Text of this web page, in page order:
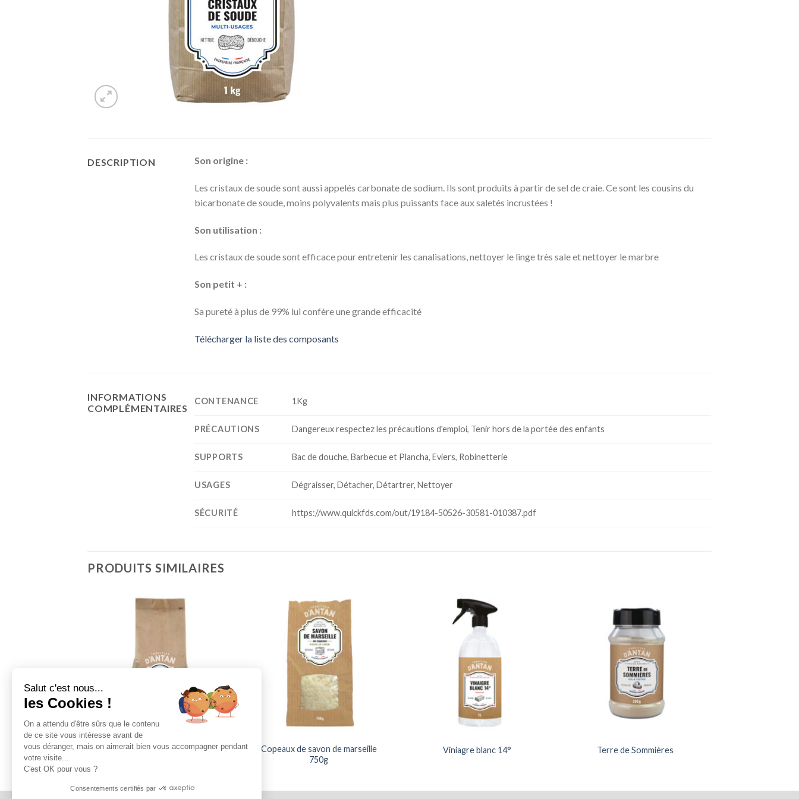
DESCRIPTION Son origine :
Les cristaux de soude sont aussi appelés carbonate de sodium. Ils sont produits à partir de sel de craie. Ce sont les cousins du
bicarbonate de soude, moins polyvalents mais plus puissants face aux saletés incrustées !
Son utilisation :
Les cristaux de soude sont efficace pour entretenir les canalisations, nettoyer le linge très sale et nettoyer le marbre
Son petit + :
Sa pureté à plus de 99% lui confère une grande efficacité
Télécharger la liste des composants
INFORMATIONS
COMPLÉMENTAIRES
CONTENANCE 1Kg
PRÉCAUTIONS Dangereux respectez les précautions d'emploi, Tenir hors de la portée des enfants
SUPPORTS Bac de douche, Barbecue et Plancha, Eviers, Robinetterie
USAGES Dégraisser, Détacher, Détartrer, Nettoyer
SÉCURITÉ https://www.quickfds.com/out/19184-50526-30581-010387.pdf
PRODUITS SIMILAIRES
Acide citrique
Copeaux de savon de marseille
750g
Viniagre blanc 14° Terre de Sommières
multi-usages
Salut c'est nous...
les Cookies !
On a attendu d'être sûrs que le contenu
de ce site vous intéresse avant de
vous déranger, mais on aimerait bien vous accompagner pendant
votre visite...
C'est OK pour vous ?
Consentements certifiés par